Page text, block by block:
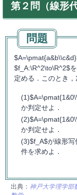
第２問（線形
$f_A:\R^2\to\R^2$
定める．このとき，
か判定せよ．
か判定せよ．
$f_A$が線形
件を求めよ．
出典： 神戸大学理学部